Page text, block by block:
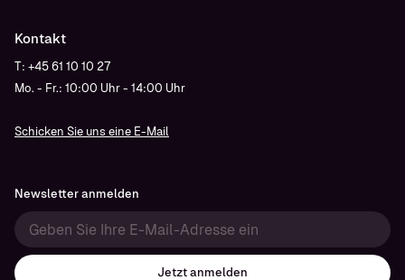
Kontakt
T: +45 61 10 10 27
Mo. - Fr.: 10:00 Uhr - 14:00 Uhr
Schicken Sie uns eine E-Mail
Newsletter anmelden
Jetzt anmelden